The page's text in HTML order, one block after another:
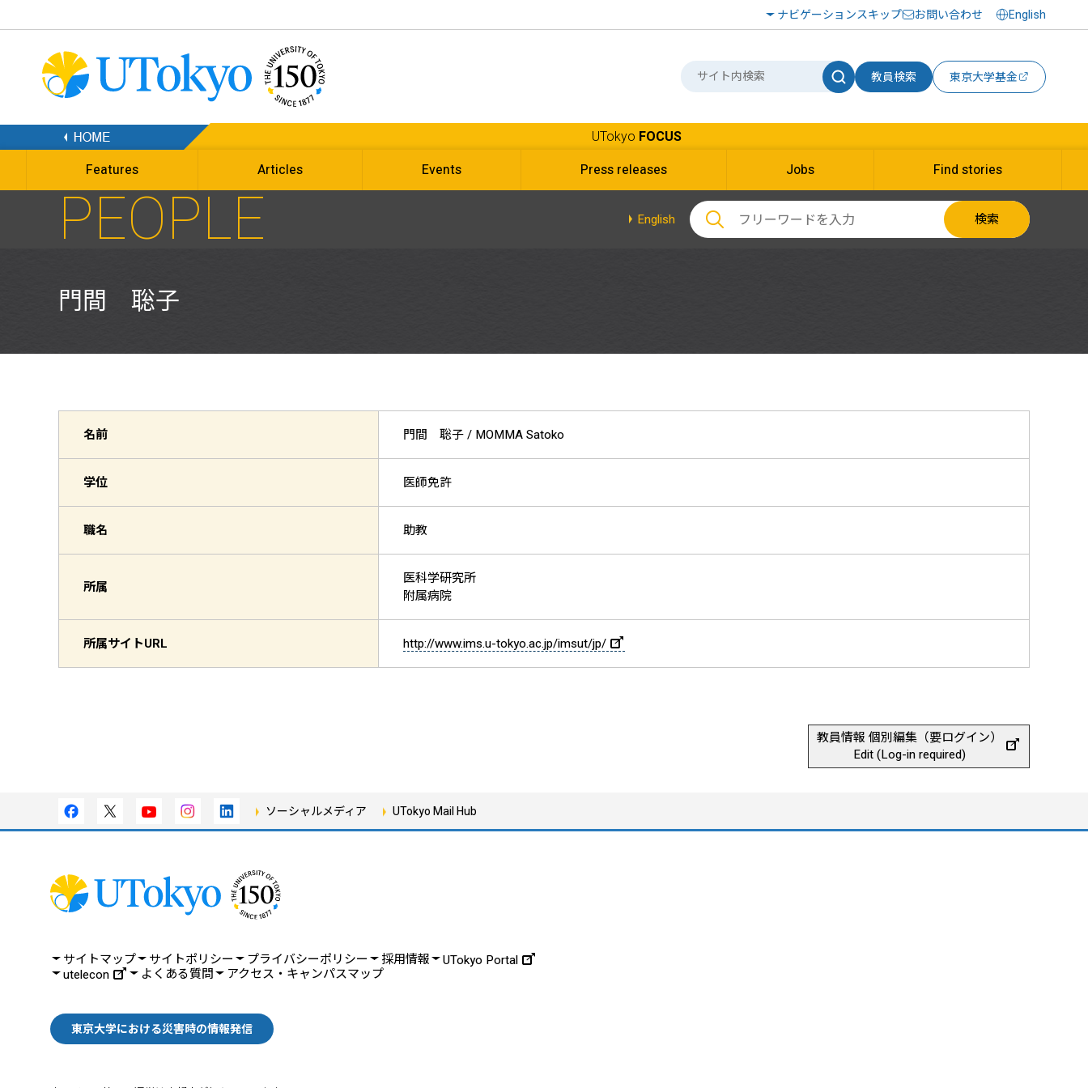
ナビゲーションスキップ お問い合わせ English
教員検索 東京大学基金
UTokyo FOCUS
Features Articles Events Press releases Jobs Find stories
PEOPLE English 検索
門間 聡子
名前 門間 聡子 / MOMMA Satoko
学位 医師免許
職名 助教
所属
医科学研究所
附属病院
所属サイトURL http://www.ims.u-tokyo.ac.jp/imsut/jp/
教員情報 個別編集（要ログイン）
Edit (Log-in required)
ソーシャルメディア UTokyo Mail Hub
サイトマップ サイトポリシー プライバシーポリシー 採用情報
UTokyo Portal
utelecon
よくある質問 アクセス・キャンパスマップ
東京大学における災害時の情報発信